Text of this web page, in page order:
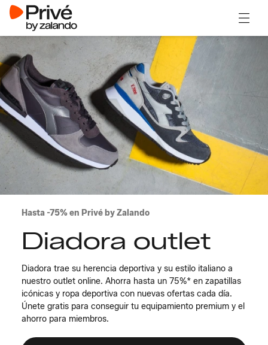
Hasta -75% en Privé by Zalando
Diadora outlet
Diadora trae su herencia deportiva y su estilo italiano a
nuestro outlet online. Ahorra hasta un 75%* en zapatillas
icónicas y ropa deportiva con nuevas ofertas cada día.
Únete gratis para conseguir tu equipamiento premium y el
ahorro para miembros.